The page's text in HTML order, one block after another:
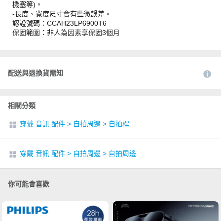
機塞等)。
-長度、寬度尺寸會有些微誤差。
認證號碼：CCAH23LP6900T6
保固範圍：非人為因素享保固3個月
配送與退換貨需知
相關分類
穿戴 音訊 配件 > 自拍周邊 > 自拍桿
穿戴 音訊 配件 > 自拍周邊 > 自拍周邊
你可能會喜歡